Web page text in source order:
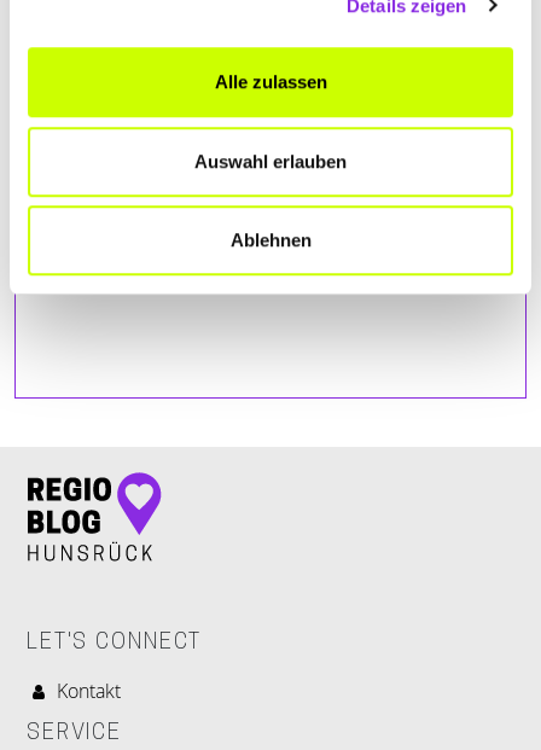
Details zeigen
Alle zulassen
Auswahl erlauben
Ablehnen
die Statistik und Marketing Cookies, damit
LET'S CONNECT
Kontakt
SERVICE